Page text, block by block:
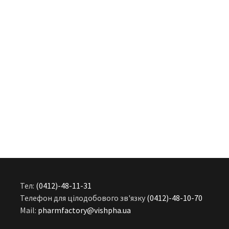
Тел: (0412)-48-11-31
Телефон для цілодобового зв'язку (0412)-48-10-70
Mail: pharmfactory@vishpha.ua